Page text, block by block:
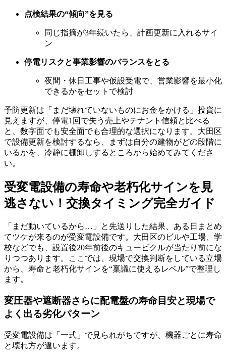
点検結果の“傾向”を見る
同じ指摘が3年続いたら、計画更新に入れるサイ
ン
停電リスクと事業影響のバランスをとる
夜間・休日工事や仮設受電で、営業影響を最小化
できるかをセットで検討
予防更新は「まだ壊れていないものにお金をかける」投資に
見えますが、停電1回で失う売上やテナント信頼と比べる
と、数字面でも安全面でも合理的な選択になります。大田区
で設備更新を検討するなら、まずは自分の建物がどの段階に
いるかを、冷静に棚卸しするところから始めてみてくださ
い。
受変電設備の寿命や老朽化サインを見
逃さない！交換タイミング完全ガイド
「まだ動いているから…」と先送りした結果、ある日まとめ
てツケが来るのが受変電設備です。大田区のビルや工場、学
校などでも、設置後20年前後のキュービクルが当たり前にな
りつつあります。ここでは、現場で交換判断をしている立場
から、寿命と老朽化サインを“稟議に使えるレベル”で整理し
ます。
変圧器や遮断器さらに配電盤の寿命目安と現場で
よく出る劣化パターン
受変電設備は「一式」で見られがちですが、機器ごとに寿命
と壊れ方が違います。